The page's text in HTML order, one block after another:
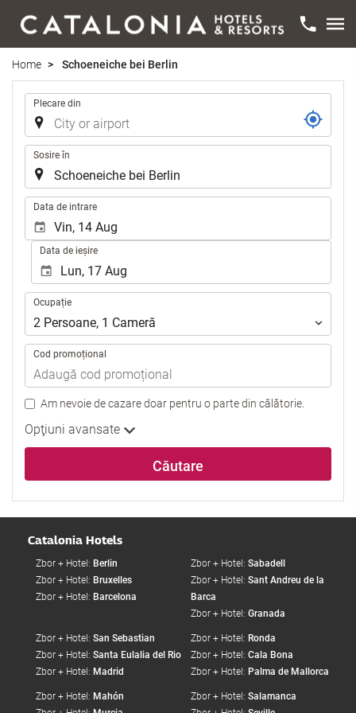
Home Schoeneiche bei Berlin
Traseu
Plecare din
Sosire în
Data de intrare
Data de ieșire
Ocupație
Ocupație
2 Persoane, 1 Cameră
Cod promoțional
Am nevoie de cazare doar pentru o parte din călătorie.
Opţiuni avansate
Căutare
Catalonia Hotels
Zbor + Hotel: Berlin
Zbor + Hotel: Bruxelles
Zbor + Hotel: Barcelona
Zbor + Hotel: Sabadell
Zbor + Hotel: Sant Andreu de la
Barca
Zbor + Hotel: Granada
Zbor + Hotel: San Sebastian
Zbor + Hotel: Santa Eulalia del Rio
Zbor + Hotel: Madrid
Zbor + Hotel: Ronda
Zbor + Hotel: Cala Bona
Zbor + Hotel: Palma de Mallorca
Zbor + Hotel: Mahón
Zbor + Hotel: Salamanca